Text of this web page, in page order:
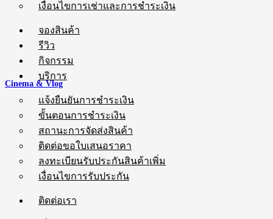
เงื่อนไขการเช่าและการชำระเงิน
จองสินค้า
รีวิว
กิจกรรม
บริการ
แจ้งยืนยันการชำระเงิน
ขั้นตอนการชำระเงิน
สถานะการจัดส่งสินค้า
ติดต่อขอใบเสนอราคา
ลงทะเบียนรับประกันสินค้าเพิ่ม
เงื่อนไขการรับประกัน
ติดต่อเรา
Cinema & Vlog